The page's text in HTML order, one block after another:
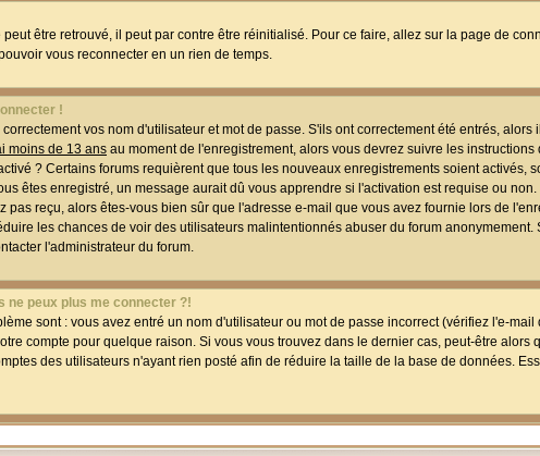
être retrouvé, il peut par contre être réinitialisé. Pour ce faire, allez sur la page de
vous reconnecter en un rien de temps.
!
vos nom d'utilisateur et mot de passe. S'ils ont correctement été entrés,
moins de 13 ans au moment de l'enregistrement, alors vous devrez suivre les
? Certains forums requièrent que tous les nouveaux enregistrements soient activés,
êtes enregistré, un message aurait dû vous apprendre si l'activation est requise ou
pas reçu, alors êtes-vous bien sûr que l'adresse e-mail que vous avez fournie lors de
les chances de voir des utilisateurs malintentionnés abuser du forum
l'administrateur du forum.
ne peux plus me connecter ?!
sont : vous avez entré un nom d'utilisateur ou mot de passe incorrect (vérifiez l'e-
compte pour quelque raison. Si vous vous trouvez dans le dernier cas, peut-être alors
des utilisateurs n'ayant rien posté afin de réduire la taille de la base de données.